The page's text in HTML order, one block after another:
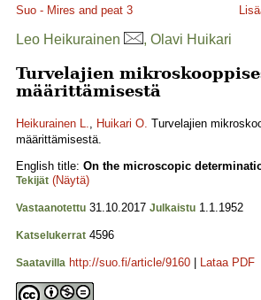
Suo - Mires and peat 3
Leo Heikurainen , Olavi Huikari
Turvelajien
määrittämisestä
Heikurainen L., Huikari O. Turvelajien
määrittämisestä.
English title: On the microscopic
Tekijät (Näytä)
Vastaanotettu 31.10.2017 Julkaistu 1.1.1952
Katselukerrat 4596
Saatavilla http://suo.fi/article/9160 Lataa PDF